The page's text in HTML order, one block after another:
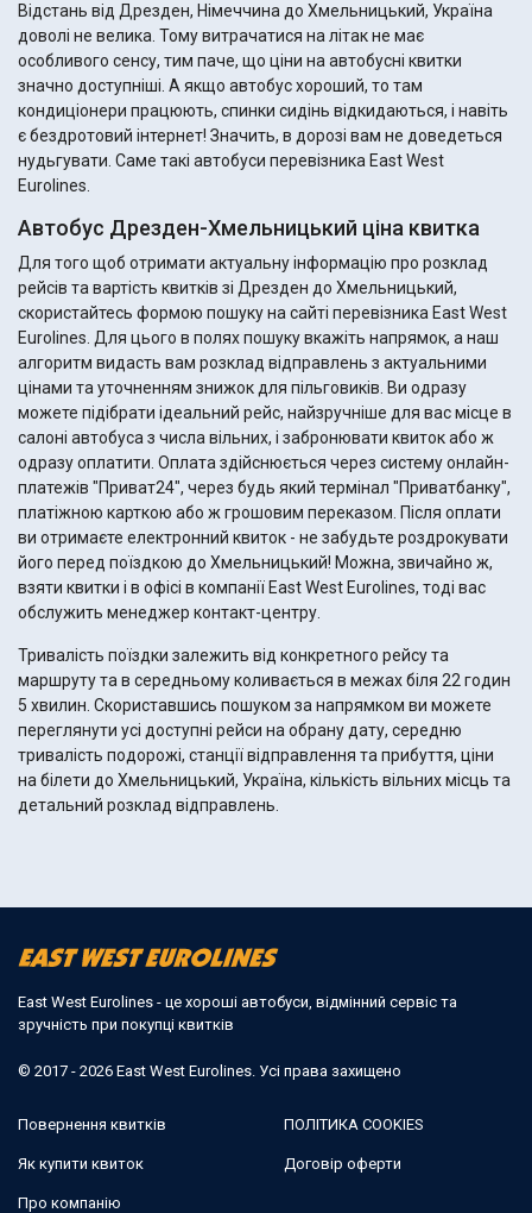
Відстань від Дрезден, Німеччина до Хмельницький, Україна
доволі не велика. Тому витрачатися на літак не має
особливого сенсу, тим паче, що ціни на автобусні квитки
значно доступніші. А якщо автобус хороший, то там
кондиціонери працюють, спинки сидінь відкидаються, і навіть
є бездротовий інтернет! Значить, в дорозі вам не доведеться
нудьгувати. Саме такі автобуси перевізника East West
Eurolines.
Автобус Дрезден-Хмельницький ціна квитка
Для того щоб отримати актуальну інформацію про розклад
рейсів та вартість квитків зі Дрезден до Хмельницький,
скористайтесь формою пошуку на сайті перевізника East West
Eurolines. Для цього в полях пошуку вкажіть напрямок, а наш
алгоритм видасть вам розклад відправлень з актуальними
цінами та уточненням знижок для пільговиків. Ви одразу
можете підібрати ідеальний рейс, найзручніше для вас місце в
салоні автобуса з числа вільних, і забронювати квиток або ж
одразу оплатити. Оплата здійснюється через систему онлайн-
платежів "Приват24", через будь який термінал "Приватбанку",
платіжною карткою або ж грошовим переказом. Після оплати
ви отримаєте електронний квиток - не забудьте роздрокувати
його перед поїздкою до Хмельницький! Можна, звичайно ж,
взяти квитки і в офісі в компанії East West Eurolines, тоді вас
обслужить менеджер контакт-центру.
Тривалість поїздки залежить від конкретного рейсу та
маршруту та в середньому коливається в межах біля 22 годин
5 хвилин. Скориставшись пошуком за напрямком ви можете
переглянути усі доступні рейси на обрану дату, середню
тривалість подорожі, станції відправлення та прибуття, ціни
на білети до Хмельницький, Україна, кількість вільних місць та
детальний розклад відправлень.
East West Eurolines - це хороші автобуси, відмінний сервіс та
зручність при покупці квитків
© 2017 - 2026 East West Eurolines. Усі права захищено
Повернення квитків
Як купити квиток
Про компанію
ПОЛІТИКА COOKIES
Договір оферти